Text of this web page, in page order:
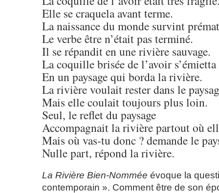
Elle se craquela avant terme.
La naissance du monde survint
Le verbe être n’était pas terminé.
Il se répandit en une rivière sauvage.
La coquille brisée de l’avoir s’émietta
En un paysage qui borda la rivière.
La rivière voulait rester dans le
Mais elle coulait toujours plus loin.
Seul, le reflet du paysage
Accompagnait la rivière partout où
Mais où vas-tu donc ? demande le
Nulle part, répond la rivière.
La Rivière Bien-Nommée évoque la
contemporain ». Comment être de son